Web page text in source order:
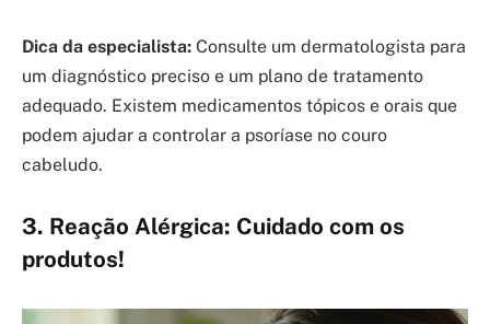
Dica da especialista: Consulte um dermatologista para
um diagnóstico preciso e um plano de tratamento
adequado. Existem medicamentos tópicos e orais que
podem ajudar a controlar a psoríase no couro
cabeludo.
3. Reação Alérgica: Cuidado com os
produtos!